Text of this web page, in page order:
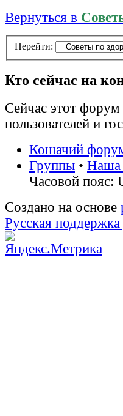
Вернуться в
Перейти:
Кто сейчас на
Сейчас этот форум
пользователей и
Кошачий
Группы • Наша
Часовой пояс:
Создано на основе
Русская